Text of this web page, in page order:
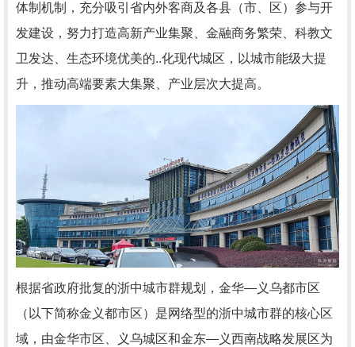
体制机制，充分吸引省内外客商及各县（市、区）参与开
发建设，努力打造高新产业集聚、金融商务繁荣、科教文
卫发达、生态环境优美的..化现代城区，以城市能级大提
升，推动高端要素大集聚、产业层次大提高。
根据省政府批复的浙中城市群规划，金华—义乌都市区
（以下简称金义都市区）是网络型的浙中城市群的核心区
域，由金华市区、义乌城区和金东—义西南战略发展区为